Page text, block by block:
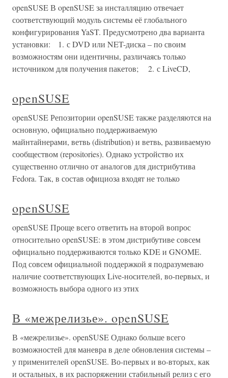
openSUSE В openSUSE за инсталляцию отвечает
соответствующий модуль системы её глобального
конфигурирования YaST. Предусмотрено два варианта
установки: 1. с DVD или NET-диска – по своим
возможностям они идентичны, различаясь только
источником для получения пакетов; 2. с LiveCD,
openSUSE
openSUSE Репозитории openSUSE также разделяются на
основную, официально поддерживаемую
майнтайнерами, ветвь (distribution) и ветвь, развиваемую
сообществом (repositories). Однако устройство их
существенно отлично от аналогов для дистрибутива
Fedora. Так, в состав официоза входят не только
openSUSE
openSUSE Проще всего ответить на второй вопрос
относительно openSUSE: в этом дистрибутиве совсем
официально поддерживаются только KDE и GNOME.
Под совсем официальной поддержкой я подразумеваю
наличие соответствующих Live-носителей, во-первых, и
возможность выбора одного из этих
В «межрелизье». openSUSE
В «межрелизье». openSUSE Однако больше всего
возможностей для маневра в деле обновления системы –
у применителей openSUSE. Во-первых и во-вторых, как
и остальных, в их распоряжении стабильный релиз с его